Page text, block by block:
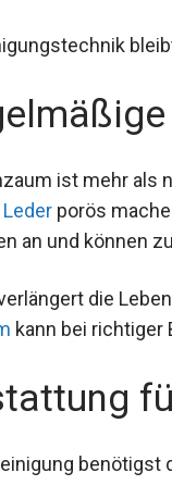
ist mehr als
Leder porös
an und
die
kann bei richtiger
benötigst